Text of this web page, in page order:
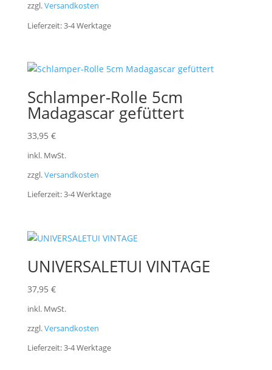
zzgl.Versandkosten
Lieferzeit:3-4 Werktage
Schlamper-Rolle 5cm
Madagascar gefüttert
33,95 €
inkl. MwSt.
zzgl.Versandkosten
Lieferzeit:3-4 Werktage
UNIVERSALETUI VINTAGE
37,95 €
inkl. MwSt.
zzgl.Versandkosten
Lieferzeit:3-4 Werktage